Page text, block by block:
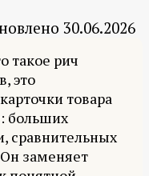
30.06.2026
такое рич
это
товара
больших
сравнительных
заменяет